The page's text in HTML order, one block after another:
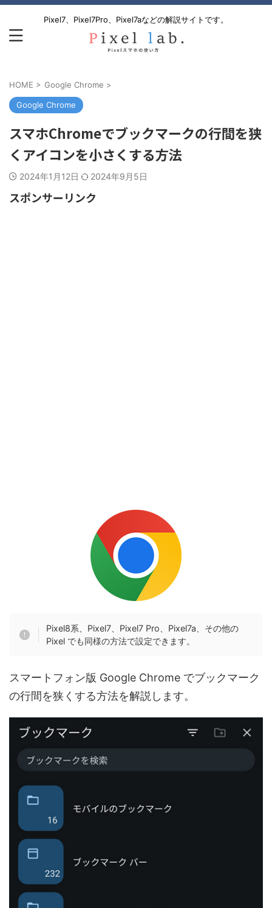
Pixel7、Pixel7Pro、Pixel7aなどの解説サイトです。
HOME > Google Chrome >
Google Chrome
スマホChromeでブックマークの行間を狭
くアイコンを小さくする方法
2024年1月12日 2024年9月5日
スポンサーリンク
Pixel8系、Pixel7、Pixel7 Pro、Pixel7a、その他の
Pixel でも同様の方法で設定できます。
スマートフォン版 Google Chrome でブックマーク
の行間を狭くする方法を解説します。